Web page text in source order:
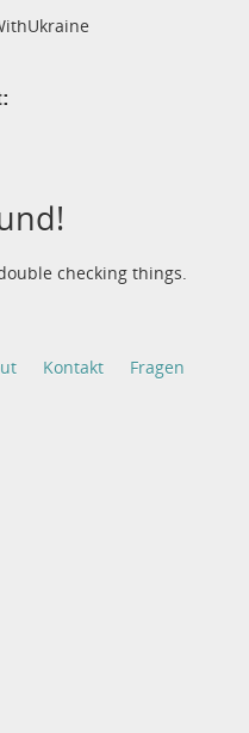
checking things.
Kontakt Fragen